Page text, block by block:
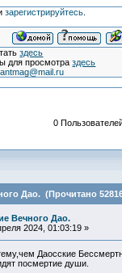
зарегистрируйтесь.
здесь
для просмотраздесь
0
Дао. (Прочитано
Вечного Дао.
2024, 01:03:19 »
Даосские
посмертие души.